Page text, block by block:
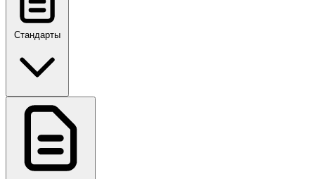
Стандарты
ГОСТ, ГОСТ Р, ПНСТ